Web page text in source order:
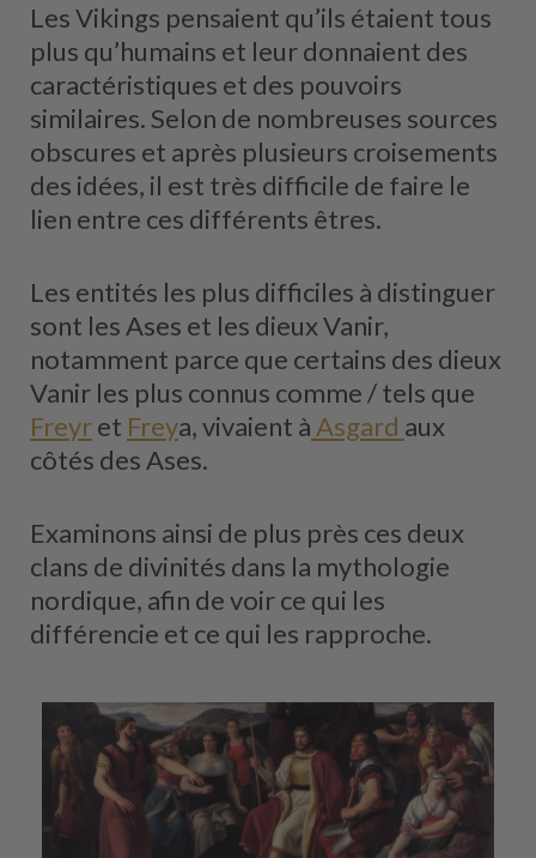
Les Vikings pensaient qu’ils étaient tous
plus qu’humains et leur donnaient des
caractéristiques et des pouvoirs
similaires. Selon de nombreuses sources
obscures et après plusieurs croisements
des idées, il est très difficile de faire le
lien entre ces différents êtres.
Les entités les plus difficiles à distinguer
sont les Ases et les dieux Vanir,
notamment parce que certains des dieux
Vanir les plus connus comme / tels que
Freyret Freya, vivaient à Asgard aux
côtés des Ases.
Examinons ainsi de plus près ces deux
clans de divinités dans la mythologie
nordique, afin de voir ce qui les
différencie et ce qui les rapproche.